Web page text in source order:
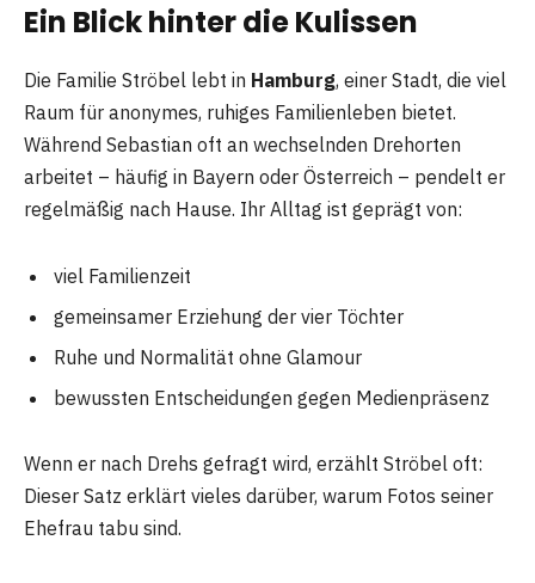
Ein Blick hinter die Kulissen
Die Familie Ströbel lebt in Hamburg, einer Stadt, die viel
Raum für anonymes, ruhiges Familienleben bietet.
Während Sebastian oft an wechselnden Drehorten
arbeitet – häufig in Bayern oder Österreich – pendelt er
regelmäßig nach Hause. Ihr Alltag ist geprägt von:
viel Familienzeit
gemeinsamer Erziehung der vier Töchter
Ruhe und Normalität ohne Glamour
bewussten Entscheidungen gegen Medienpräsenz
Wenn er nach Drehs gefragt wird, erzählt Ströbel oft:
Dieser Satz erklärt vieles darüber, warum Fotos seiner
Ehefrau tabu sind.